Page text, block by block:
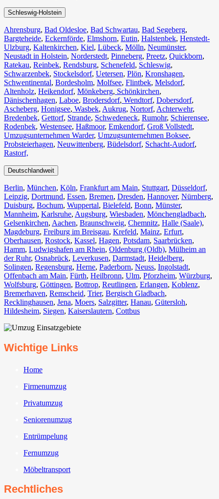
Schleswig-Holstein
Ahrensburg, Bad Oldesloe, Bad Schwartau, Bad Segeberg,
Bargteheide, Eckernförde, Elmshorn, Eutin, Halstenbek, Henstedt-
Ulzburg, Kaltenkirchen, Kiel, Lübeck, Mölln, Neumünster,
Neustadt in Holstein, Norderstedt, Pinneberg, Preetz, Quickborn,
Ratekau, Reinbek, Rendsburg, Schenefeld, Schleswig,
Schwarzenbek, Stockelsdorf, Uetersen, Plön, Kronshagen,
Schwentinental, Bordesholm, Molfsee, Flintbek, Melsdorf,
Altenholz, Heikendorf, Mönkeberg, Schönkirchen,
Dänischenhagen, Laboe, Brodersdorf, Wendtorf, Dobersdorf,
Ascheberg, Honigsee, Wasbek, Aukrug, Nortorf, Achterwehr,
Bredenbek, Gettorf, Strande, Schwedeneck, Rumohr, Schierensee,
Rodenbek, Westensee, Haßmoor, Emkendorf, Groß Vollstedt,
Umzugsunternehmen Warder, Umzugsunternehmen Boksee,
Probsteierhagen, Neuwittenberg, Büdelsdorf, Schacht-Audorf,
Rastorf,
Deutschlandweit
Berlin⁠, München, Köln⁠, Frankfurt am Main, Stuttgart, Düsseldorf,
Leipzig, Dortmund, Essen, Bremen, Dresden, Hannover, Nürnberg,
Duisburg⁠, Bochum, Wuppertal⁠, Bielefeld⁠, Bonn⁠, Münster⁠,
Mannheim, Karlsruhe, Augsburg, Wiesbaden⁠, Mönchengladbach⁠,
Gelsenkirchen⁠, Aachen⁠, Braunschweig, Chemnitz⁠, Halle (Saale)⁠,
Magdeburg, Freiburg im Breisgau⁠, Krefeld⁠, Mainz⁠, Erfurt,
Oberhausen⁠, Rostock⁠, Kassel⁠, Hagen, Potsdam, Saarbrücken⁠,
Hamm, Ludwigshafen am Rhein⁠, Oldenburg (Oldb), Mülheim an
der Ruhr, Osnabrück⁠, Leverkusen, Darmstadt⁠, Heidelberg,
Solingen, Regensburg, Herne⁠, Paderborn, Neuss, Ingolstadt,
Offenbach am Main, Fürth⁠, Heilbronn, Ulm⁠, Pforzheim, Würzburg,
Wolfsburg⁠, Göttingen, Bottrop, Reutlingen, Erlangen⁠, Koblenz,
Bremerhaven⁠, Remscheid, Trier⁠, Bergisch Gladbach,
Recklinghausen, Jena⁠, Moers⁠, Salzgitter⁠, Hanau, Gütersloh,
Hildesheim⁠, Siegen⁠, Kaiserslautern⁠, Cottbus⁠
Wichtige Links
Home
Firmenumzug
Privatumzug
Seniorenumzug
Entrümpelung
Fernumzug
Möbeltransport
Rechtliches